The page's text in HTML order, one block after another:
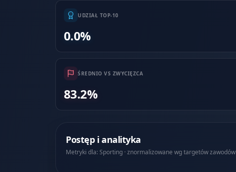
UDZIAŁ TOP-10
0.0%
ŚREDNIO VS ZWYCIĘZCA
83.2%
Postęp i analityka
Metryki dla: Sporting · znormalizowane wg targetów zawodów